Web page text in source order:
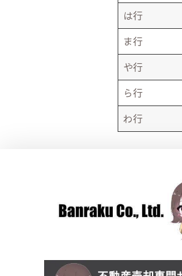
は行
ま行
や行
ら行
わ行